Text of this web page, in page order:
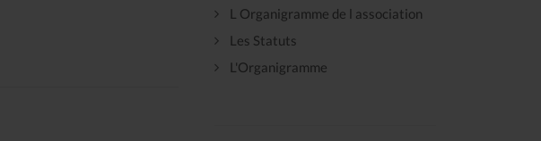
L Organigramme de l association
Les Statuts
L'Organigramme